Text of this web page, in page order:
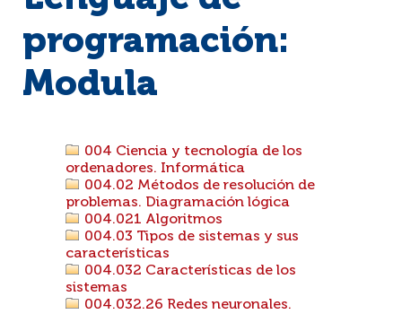
programación:
Modula
004 Ciencia y tecnología de los
ordenadores. Informática
004.02 Métodos de resolución de
problemas. Diagramación lógica
004.021 Algoritmos
004.03 Tipos de sistemas y sus
características
004.032 Características de los
sistemas
004.032.26 Redes neuronales.